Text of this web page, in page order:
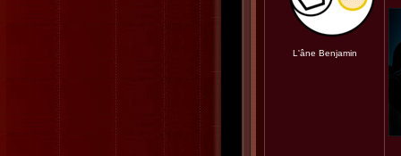
L'âne Benjamin